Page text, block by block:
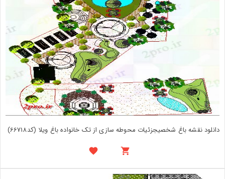
دانلود نقشه باغ شخصیجزئیات محوطه سازی از تک خانواده باغ ویلا (کد66718)